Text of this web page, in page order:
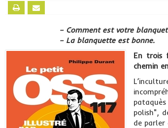
– Comment est votre
– La blanquette est bonne.
En trois
chemin
polish",
de parler